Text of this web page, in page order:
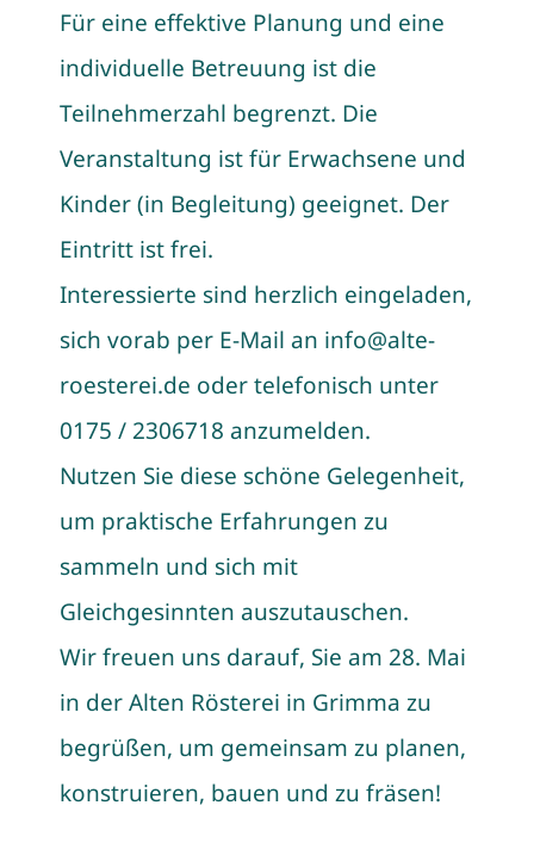
Für eine effektive Planung und eine
individuelle Betreuung ist die
Teilnehmerzahl begrenzt. Die
Veranstaltung ist für Erwachsene und
Kinder (in Begleitung) geeignet. Der
Eintritt ist frei.
Interessierte sind herzlich eingeladen,
sich vorab per E-Mail an info@alte-
roesterei.de oder telefonisch unter
0175 / 2306718 anzumelden.
Nutzen Sie diese schöne Gelegenheit,
um praktische Erfahrungen zu
sammeln und sich mit
Gleichgesinnten auszutauschen.
Wir freuen uns darauf, Sie am 28. Mai
in der Alten Rösterei in Grimma zu
begrüßen, um gemeinsam zu planen,
konstruieren, bauen und zu fräsen!